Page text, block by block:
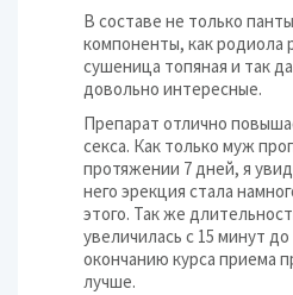
В составе не только
компоненты, как родиола
сушеница топяная и так
довольно интересные.
Препарат отлично
секса. Как только муж
протяжении 7 дней, я
него эрекция стала
этого. Так же
увеличилась с 15 минут
окончанию курса приема
лучше.